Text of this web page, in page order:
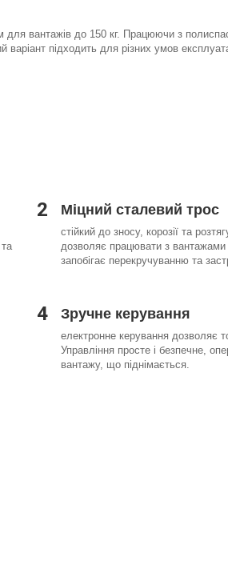
для вантажів до 150 кг. Працюючи з
варіант підходить для різних умов
2 Міцний сталевий трос
стійкий до зносу, корозії та
дозволяє працювати з вантажами
запобігає перекручуванню та
4 Зручне керування
електронне керування дозволяє
Управління просте і безпечне,
вантажу, що піднімається.